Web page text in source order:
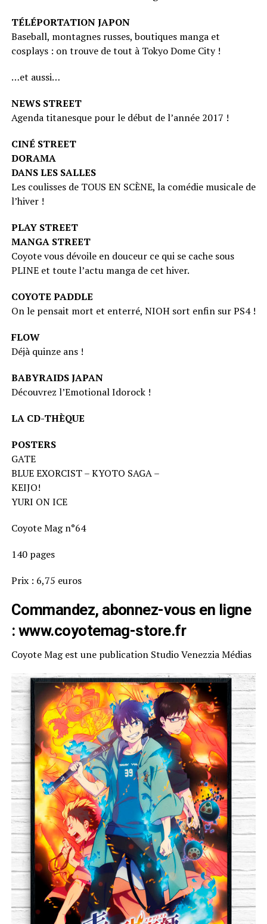
TÉLÉPORTATION JAPON
Baseball, montagnes russes, boutiques manga et
cosplays : on trouve de tout à Tokyo Dome City !
…et aussi…
NEWS STREET
Agenda titanesque pour le début de l’année 2017 !
CINÉ STREET
DORAMA
DANS LES SALLES
Les coulisses de TOUS EN SCÈNE, la comédie musicale de
l’hiver !
PLAY STREET
MANGA STREET
Coyote vous dévoile en douceur ce qui se cache sous
PLINE et toute l’actu manga de cet hiver.
COYOTE PADDLE
On le pensait mort et enterré, NIOH sort enfin sur PS4 !
FLOW
Déjà quinze ans !
BABYRAIDS JAPAN
Découvrez l’Emotional Idorock !
LA CD-THÈQUE
POSTERS
GATE
BLUE EXORCIST – KYOTO SAGA –
KEIJO!
YURI ON ICE
Coyote Mag n°64
140 pages
Prix : 6,75 euros
Commandez, abonnez-vous en ligne
: www.coyotemag-store.fr
Coyote Mag est une publication Studio Venezzia Médias